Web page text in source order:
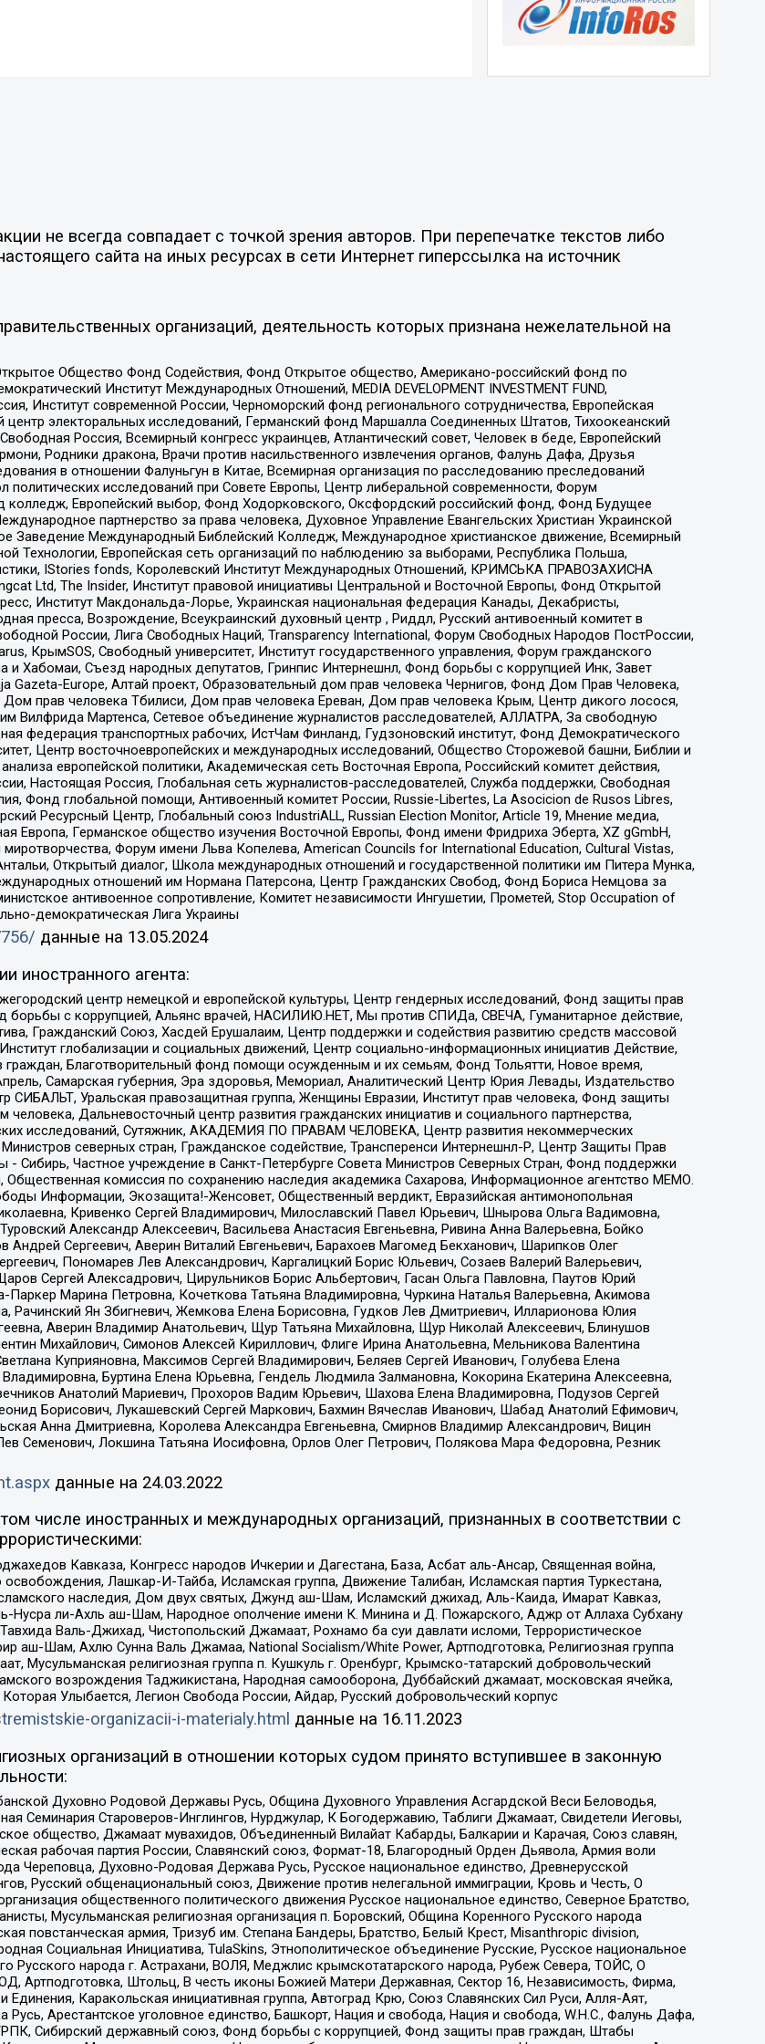
не всегда совпадает с точкой зрения авторов. При перепечатке текстов либо
сайта на иных ресурсах в сети Интернет гиперссылка на источник
организаций, деятельность которых признана нежелательной на
Общество Фонд Содействия, Фонд Открытое общество, Американо-российский фонд по
Институт Международных Отношений, MEDIA DEVELOPMENT INVESTMENT FUND,
Институт современной России, Черноморский фонд регионального сотрудничества, Европейская
электоральных исследований, Германский фонд Маршалла Соединенных Штатов, Тихоокеанский
Россия, Всемирный конгресс украинцев, Атлантический совет, Человек в беде, Европейский
Родники дракона, Врачи против насильственного извлечения органов, Фалунь Дафа, Друзья
в отношении Фалуньгун в Китае, Всемирная организация по расследованию преследований
исследований при Совете Европы, Центр либеральной современности, Форум
колледж, Европейский выбор, Фонд Ходорковского, Оксфордский российский фонд, Фонд Будущее
партнерство за права человека, Духовное Управление Евангельских Христиан Украинской
Заведение Международный Библейский Колледж, Международное христианское движение, Всемирный
Технологии, Европейская сеть организаций по наблюдению за выборами, Республика Польша,
IStories fonds, Королевский Институт Международных Отношений, КРИМСЬКА ПРАВОЗАХИСНА
Ltd, The Insider, Институт правовой инициативы Центральной и Восточной Европы, Фонд Открытой
Институт Макдональда-Лорье, Украинская национальная федерация Канады, Декабристы,
пресса, Возрождение, Всеукраинский духовный центр , Риддл, Русский антивоенный комитет в
России, Лига Свободных Наций, Transparеncy International, Форум Свободных Народов ПостРоссии,
КрымSOS, Свободный университет, Институт государственного управления, Форум гражданского
Хабомаи, Съезд народных депутатов, Гринпис Интернешнл, Фонд борьбы с коррупцией Инк, Завет
Gazeta-Europe, Алтай проект, Образовательный дом прав человека Чернигов, Фонд Дом Прав Человека,
прав человека Тбилиси, Дом прав человека Ереван, Дом прав человека Крым, Центр дикого лосося,
Вилфрида Мартенса, Сетевое объединение журналистов расследователей, АЛЛАТРА, За свободную
федерация транспортных рабочих, ИстЧам Финланд, Гудзоновский институт, Фонд Демократического
Центр восточноевропейских и международных исследований, Общество Сторожевой башни, Библии и
европейской политики, Академическая сеть Восточная Европа, Российский комитет действия,
Настоящая Россия, Глобальная сеть журналистов-расследователей, Служба поддержки, Свободная
Фонд глобальной помощи, Антивоенный комитет России, Russie-Libertes, La Asocicion de Rusos Libres,
Ресурсный Центр, Глобальный союз IndustriALL, Russian Election Monitor, Article 19, Мнение медиа,
Европа, Германское общество изучения Восточной Европы, Фонд имени Фридриха Эберта, XZ gGmbH,
Форум имени Льва Копелева, American Councils for International Education, Cultural Vistas,
Открытый диалог, Школа международных отношений и государственной политики им Питера Мунка,
отношений им Нормана Патерсона, Центр Гражданских Свобод, Фонд Бориса Немцова за
антивоенное сопротивление, Комитет независимости Ингушетии, Прометей, Stop Occupation of
демократическая Лига Украины
данные на 13.05.2024
иностранного агента:
центр немецкой и европейской культуры, Центр гендерных исследований, Фонд защиты прав
борьбы с коррупцией, Альянс врачей, НАСИЛИЮ.НЕТ, Мы против СПИДа, СВЕЧА, Гуманитарное действие,
Гражданский Союз, Хасдей Ерушалаим, Центр поддержки и содействия развитию средств массовой
глобализации и социальных движений, Центр социально-информационных инициатив Действие,
Благотворительный фонд помощи осужденным и их семьям, Фонд Тольятти, Новое время,
Самарская губерния, Эра здоровья, Мемориал, Аналитический Центр Юрия Левады, Издательство
СИБАЛЬТ, Уральская правозащитная группа, Женщины Евразии, Институт прав человека, Фонд защиты
человека, Дальневосточный центр развития гражданских инициатив и социального партнерства,
исследований, Сутяжник, АКАДЕМИЯ ПО ПРАВАМ ЧЕЛОВЕКА, Центр развития некоммерческих
северных стран, Гражданское содействие, Трансперенси Интернешнл-Р, Центр Защиты Прав
Сибирь, Частное учреждение в Санкт-Петербурге Совета Министров Северных Стран, Фонд поддержки
комиссия по сохранению наследия академика Сахарова, Информационное агентство МЕМО.
Информации, Экозащита!-Женсовет, Общественный вердикт, Евразийская антимонопольная
Кривенко Сергей Владимирович, Милославский Павел Юрьевич, Шнырова Ольга Вадимовна,
Александр Алексеевич, Васильева Анастасия Евгеньевна, Ривина Анна Валерьевна, Бойко
Андрей Сергеевич, Аверин Виталий Евгеньевич, Барахоев Магомед Бекханович, Шарипков Олег
Пономарев Лев Александрович, Каргалицкий Борис Юльевич, Созаев Валерий Валерьевич,
Сергей Алексадрович, Цирульников Борис Альбертович, Гасан Ольга Павловна, Паутов Юрий
Марина Петровна, Кочеткова Татьяна Владимировна, Чуркина Наталья Валерьевна, Акимова
Рачинский Ян Збигневич, Жемкова Елена Борисовна, Гудков Лев Дмитриевич, Илларионова Юлия
Аверин Владимир Анатольевич, Щур Татьяна Михайловна, Щур Николай Алексеевич, Блинушов
Михайлович, Симонов Алексей Кириллович, Флиге Ирина Анатольевна, Мельникова Валентина
Куприяновна, Максимов Сергей Владимирович, Беляев Сергей Иванович, Голубева Елена
Буртина Елена Юрьевна, Гендель Людмила Залмановна, Кокорина Екатерина Алексеевна,
Анатолий Мариевич, Прохоров Вадим Юрьевич, Шахова Елена Владимировна, Подузов Сергей
Борисович, Лукашевский Сергей Маркович, Бахмин Вячеслав Иванович, Шабад Анатолий Ефимович,
Анна Дмитриевна, Королева Александра Евгеньевна, Смирнов Владимир Александрович, Вицин
Семенович, Локшина Татьяна Иосифовна, Орлов Олег Петрович, Полякова Мара Федоровна, Резник
данные на 24.03.2022
числе иностранных и международных организаций, признанных в соответствии с
Кавказа, Конгресс народов Ичкерии и Дагестана, База, Асбат аль-Ансар, Священная война,
Лашкар-И-Тайба, Исламская группа, Движение Талибан, Исламская партия Туркестана,
наследия, Дом двух святых, Джунд аш-Шам, Исламский джихад, Аль-Каида, Имарат Кавказ,
Нусра ли-Ахль аш-Шам, Народное ополчение имени К. Минина и Д. Пожарского, Аджр от Аллаха Субхану
Валь-Джихад, Чистопольский Джамаат, Рохнамо ба суи давлати исломи, Террористическое
аш-Шам, Ахлю Сунна Валь Джамаа, National Socialism/White Power, Артподготовка, Религиозная группа
Мусульманская религиозная группа п. Кушкуль г. Оренбург, Крымско-татарский добровольческий
возрождения Таджикистана, Народная самооборона, Дуббайский джамаат, московская ячейка,
Улыбается, Легион Свобода России, Айдар, Русский добровольческий корпус
organizacii-i-materialy.html данные на 16.11.2023
организаций в отношении которых судом принято вступившее в законную
Духовно Родовой Державы Русь, Община Духовного Управления Асгардской Веси Беловодья,
Семинария Староверов-Инглингов, Нурджулар, К Богодержавию, Таблиги Джамаат, Свидетели Иеговы,
общество, Джамаат мувахидов, Объединенный Вилайат Кабарды, Балкарии и Карачая, Союз славян,
рабочая партия России, Славянский союз, Формат-18, Благородный Орден Дьявола, Армия воли
Череповца, Духовно-Родовая Держава Русь, Русское национальное единство, Древнерусской
Русский общенациональный союз, Движение против нелегальной иммиграции, Кровь и Честь, О
общественного политического движения Русское национальное единство, Северное Братство,
Мусульманская религиозная организация п. Боровский, Община Коренного Русского народа
повстанческая армия, Тризуб им. Степана Бандеры, Братство, Белый Крест, Misanthropic division,
Социальная Инициатива, TulaSkins, Этнополитическое объединение Русские, Русское национальное
народа г. Астрахани, ВОЛЯ, Меджлис крымскотатарского народа, Рубеж Севера, ТОЙС, О
Артподготовка, Штольц, В честь иконы Божией Матери Державная, Сектор 16, Независимость, Фирма,
Каракольская инициативная группа, Автоград Крю, Союз Славянских Сил Руси, Алля-Аят,
Русь, Арестантское уголовное единство, Башкорт, Нация и свобода, Нация и свобода, W.H.С., Фалунь Дафа,
Сибирский державный союз, Фонд борьбы с коррупцией, Фонд защиты прав граждан, Штабы